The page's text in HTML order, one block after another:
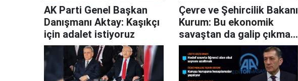
AK Parti Genel Başkan
Danışmanı Aktay: Kaşıkçı
için adalet istiyoruz
Çevre ve Şehircilik Bakanı
Kurum: Bu ekonomik
savaştan da galip çıkmayı
başardık